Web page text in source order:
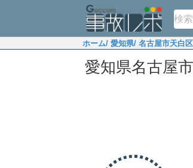
ホーム/ 愛知県/ 名古屋市天白区
愛知県名古屋